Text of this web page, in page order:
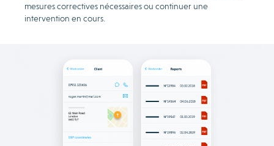
mesures correctives nécessaires ou continuer une
intervention en cours.